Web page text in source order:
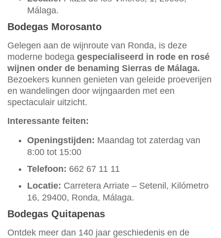
Málaga.
Bodegas Morosanto
Gelegen aan de wijnroute van Ronda, is deze
moderne bodega gespecialiseerd in rode en rosé
wijnen onder de benaming Sierras de Málaga.
Bezoekers kunnen genieten van geleide proeverijen
en wandelingen door wijngaarden met een
spectaculair uitzicht.
Interessante feiten:
Openingstijden: Maandag tot zaterdag van
8:00 tot 15:00
Telefoon: 662 67 11 11
Locatie: Carretera Arriate – Setenil, Kilómetro
16, 29400, Ronda, Málaga.
Bodegas Quitapenas
Ontdek meer dan 140 jaar geschiedenis en de